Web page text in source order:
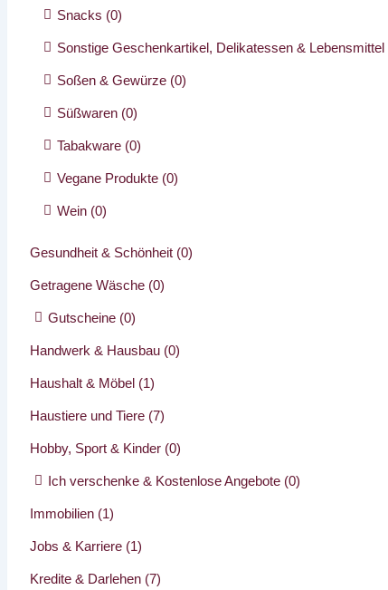
Snacks (0)
Sonstige Geschenkartikel, Delikatessen & Lebensmittel
Soßen & Gewürze (0)
Süßwaren (0)
Tabakware (0)
Vegane Produkte (0)
Wein (0)
Gesundheit & Schönheit (0)
Getragene Wäsche (0)
Gutscheine (0)
Handwerk & Hausbau (0)
Haushalt & Möbel (1)
Haustiere und Tiere (7)
Hobby, Sport & Kinder (0)
Ich verschenke & Kostenlose Angebote (0)
Immobilien (1)
Jobs & Karriere (1)
Kredite & Darlehen (7)